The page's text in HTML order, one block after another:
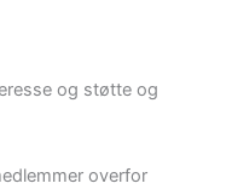
og støtte og
overfor